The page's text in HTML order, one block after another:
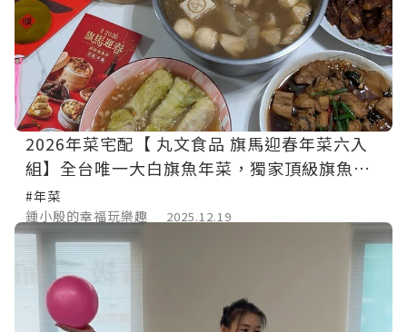
2026年菜宅配【 丸文食品 旗馬迎春年菜六入
組】全台唯一大白旗魚年菜，獨家頂級旗魚融
入菜餚。早鳥62折開搶，再送精緻糕點【金黃
旗魚鬆餅】。
#年菜
鍾小殷的幸福玩樂趣
2025.12.19